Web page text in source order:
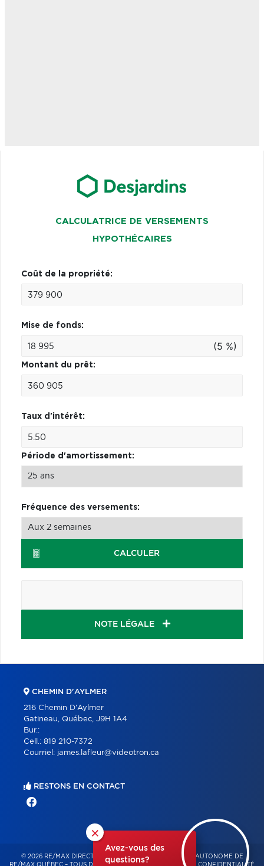
CALCULATRICE DE VERSEMENTS
HYPOTHÉCAIRES
Coût de la propriété:
Mise de fonds:
(5 %)
Montant du prêt:
Taux d'intérêt:
Période d'amortissement:
Fréquence des versements:
CALCULER
NOTE LÉGALE
×
Avez-vous des
questions?
CHEMIN D'AYLMER
216 Chemin D'Aylmer
Gatineau, Québec, J9H 1A4
Bur.:
Cell.: 819 210-7372
Courriel: james.lafleur@videotron.ca
RESTONS EN CONTACT
© 2026 RE/MAX DIRECT – FRANCHISÉ INDÉPENDANT ET AUTONOME DE
RE/MAX QUÉBEC – TOUS DROITS RÉSERVÉS -
POLITIQUE DE CONFIDENTIALITÉ